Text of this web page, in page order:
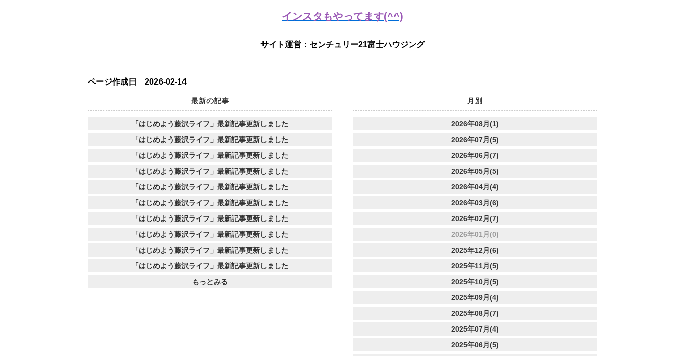
インスタもやってます(^^)
サイト運営：センチュリー21富士ハウジング
ページ作成日 2026-02-14
最新の記事
「はじめよう藤沢ライフ」最新記事更新しました
「はじめよう藤沢ライフ」最新記事更新しました
「はじめよう藤沢ライフ」最新記事更新しました
「はじめよう藤沢ライフ」最新記事更新しました
「はじめよう藤沢ライフ」最新記事更新しました
「はじめよう藤沢ライフ」最新記事更新しました
「はじめよう藤沢ライフ」最新記事更新しました
「はじめよう藤沢ライフ」最新記事更新しました
「はじめよう藤沢ライフ」最新記事更新しました
「はじめよう藤沢ライフ」最新記事更新しました
もっとみる
月別
2026年08月(1)
2026年07月(5)
2026年06月(7)
2026年05月(5)
2026年04月(4)
2026年03月(6)
2026年02月(7)
2026年01月(0)
2025年12月(6)
2025年11月(5)
2025年10月(5)
2025年09月(4)
2025年08月(7)
2025年07月(4)
2025年06月(5)